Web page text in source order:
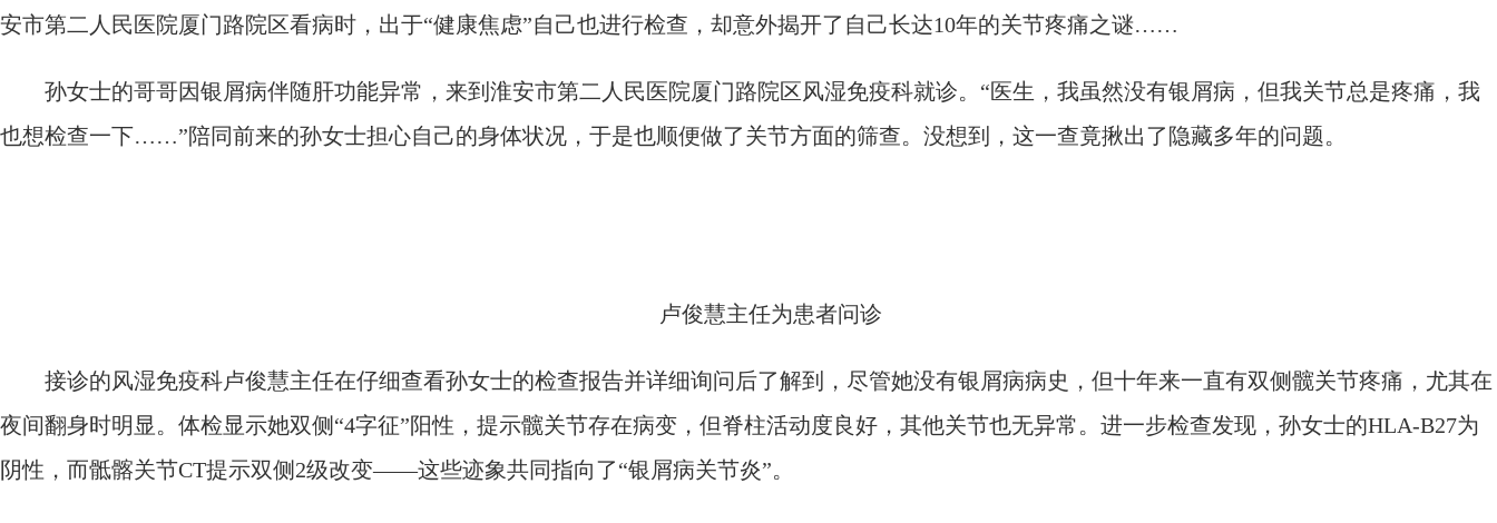
安市第二人民医院厦门路院区看病时，出于“健康焦虑”自己也进行检查，却意外揭开了自己长达10年的关节疼痛之谜……
孙女士的哥哥因银屑病伴随肝功能异常，来到淮安市第二人民医院厦门路院区风湿免疫科就诊。“医生，我虽然没有银屑病，但我关节总是疼痛，我
也想检查一下……”陪同前来的孙女士担心自己的身体状况，于是也顺便做了关节方面的筛查。没想到，这一查竟揪出了隐藏多年的问题。
卢俊慧主任为患者问诊
接诊的风湿免疫科卢俊慧主任在仔细查看孙女士的检查报告并详细询问后了解到，尽管她没有银屑病病史，但十年来一直有双侧髋关节疼痛，尤其在
夜间翻身时明显。体检显示她双侧“4字征”阳性，提示髋关节存在病变，但脊柱活动度良好，其他关节也无异常。进一步检查发现，孙女士的HLA-B27为
阴性，而骶髂关节CT提示双侧2级改变——这些迹象共同指向了“银屑病关节炎”。